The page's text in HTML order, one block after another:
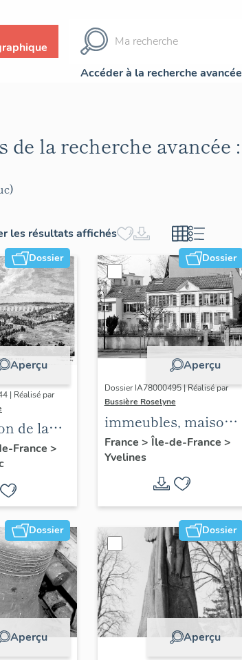
Accéder à la recherche avancée
de la recherche avancée :
les résultats affichés
Dossier
Aperçu
| Réalisé par
de la
Buc
France >
Dossier
Aperçu
Dossier IA78000495 | Réalisé par
Bussière Roselyne
immeubles, maisons,
fermes
France > Île-de-France >
Yvelines
Dossier
Aperçu
Dossier
Aperçu